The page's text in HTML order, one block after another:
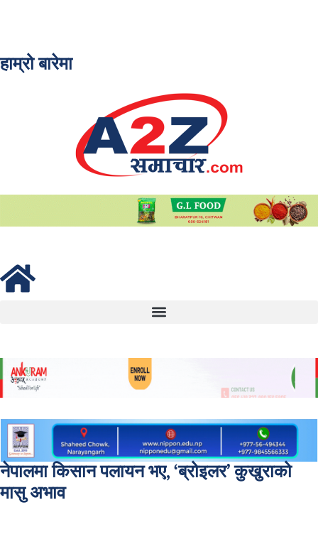
हाम्रो बारेमा
नेपालमा किसान पलायन भए, ‘ब्रोइलर’ कुखुराको
मासु अभाव